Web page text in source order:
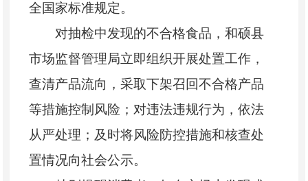
全国家标准规定。
对抽检中发现的不合格食品，和硕县
市场监督管理局立即组织开展处置工作，
查清产品流向，采取下架召回不合格产品
等措施控制风险；对违法违规行为，依法
从严处理；及时将风险防控措施和核查处
置情况向社会公示。